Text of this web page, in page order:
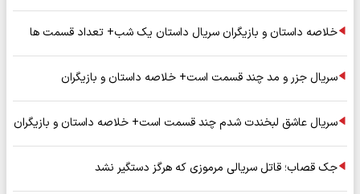
خلاصه داستان و بازیگران سریال داستان یک شب+ تعداد قسمت ها
سریال جزر و مد چند قسمت است+ خلاصه داستان و بازیگران
سریال عاشق لبخندت شدم چند قسمت است+ خلاصه داستان و بازیگران
جک قصاب؛ قاتل سریالی مرموزی که هرگز دستگیر نشد